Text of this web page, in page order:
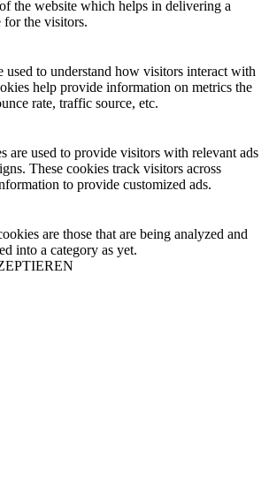
the website which helps in delivering a
for the visitors.
used to understand how visitors interact with
help provide information on metrics the
rate, traffic source, etc.
are used to provide visitors with relevant ads
These cookies track visitors across
to provide customized ads.
are those that are being analyzed and
into a category as yet.